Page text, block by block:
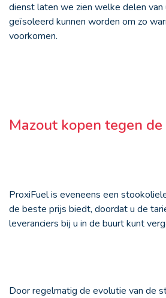
dienst laten we zien welke delen
geïsoleerd kunnen worden om zo
voorkomen.
Mazout kopen tegen
ProxiFuel is eveneens een
de beste prijs biedt, doordat u de
leveranciers bij u in de buurt kunt
Door regelmatig de evolutie van de